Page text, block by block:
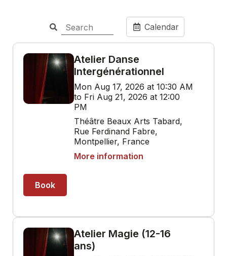
Calendar
Atelier Danse
Intergénérationnel
Mon Aug 17, 2026 at 10:30 AM
to Fri Aug 21, 2026 at 12:00
PM
Théâtre Beaux Arts Tabard,
Rue Ferdinand Fabre,
Montpellier, France
More information
Book
Atelier Magie (12-16
ans)